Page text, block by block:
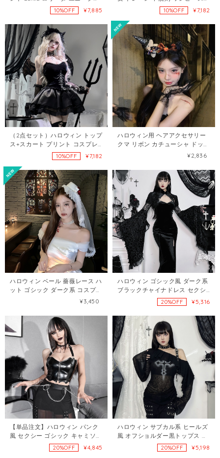
デザイン S M L ワンピース
10%OFF ¥7,885 10%OFF ¥7,182
（2点セット）ハロウィン トップ
ス+スカート プリント コスプレ
サキュバス セットアップ
10%OFF ¥7,182
ハロウィン用 ヘアアクセサリー
クマ リボン カチューシャ ドッキ
リ パーティー 悪魔風 スパイダー
¥2,836
ハロウィン ベール 薔薇レース ハ
ット ゴシック ダーク系 コスプレ
撮影用 ロリータ 花嫁風 ヘアアク
120185628
¥3,450
ハロウィン ゴシック風 ダーク系
ブラックチャイナドレス セクシ
ー ロングワンピース レディース
コスチューム 121977756
20%OFF ¥5,316
【単品注文】ハロウィン パンク
風 セクシー ゴシック キャミソー
ル＋スリットスカート セットア
ップ レディース121974798
20%OFF ¥4,845
ハロウィン サブカル系 ヒールズ
風 オフショルダー黒トップス セ
クシーギャル風 斜めワンショルT
シャツ121938068
20%OFF ¥5,198